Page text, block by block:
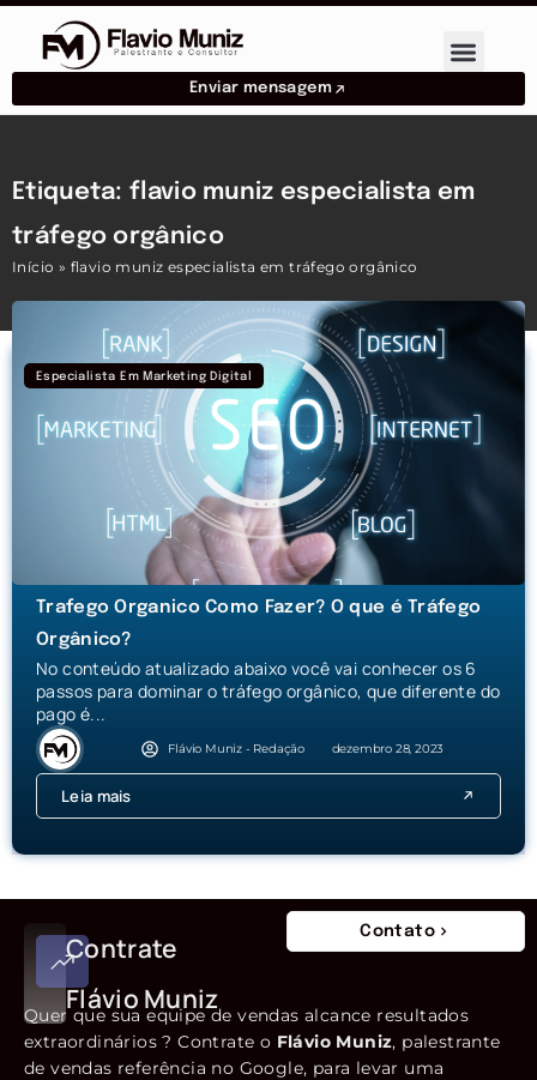
Enviar mensagem
Etiqueta: flavio muniz especialista em
tráfego orgânico
Início » flavio muniz especialista em tráfego orgânico
Especialista Em Marketing Digital
Trafego Organico Como Fazer? O que é Tráfego
Orgânico?
No conteúdo atualizado abaixo você vai conhecer os 6
passos para dominar o tráfego orgânico, que diferente do
pago é...
Flávio Muniz - Redação dezembro 28, 2023
Leia mais
Contrate
Flávio Muniz
Contato
Quer que sua equipe de vendas alcance resultados
extraordinários ? Contrate o Flávio Muniz, palestrante
de vendas referência no Google, para levar uma